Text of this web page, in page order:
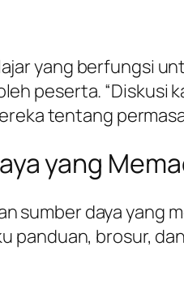
yang berfungsi
peserta.
tentang
yang
sumber daya yang
panduan, brosur,